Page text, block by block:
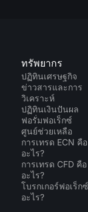
ทรัพยากร
ปฏิทินเศรษฐกิจ
ข่าวสารและการ
วิเคราะห์
ปฏิทินเงินปันผล
ฟอรั่มฟอเร็กซ์
ศูนย์ช่วยเหลือ
การเทรด ECN คือ
อะไร?
การเทรด CFD คือ
อะไร?
โบรกเกอร์ฟอเร็ก
อะไร?